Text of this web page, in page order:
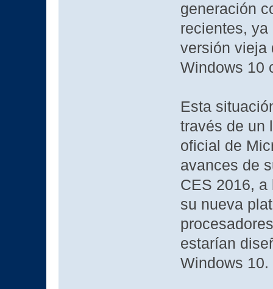
generación
recientes, ya
versión vieja
Windows 10
Esta
través de un
oficial de
avances de
CES 2016, a
su nueva
estarían
Windows 10.